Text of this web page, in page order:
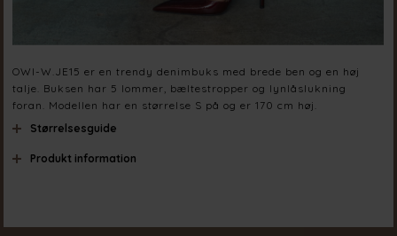
OWI-W.JE15 er en trendy denimbuks med brede ben og en høj
talje. Buksen har 5 lommer, bæltestropper og lynlåslukning
foran. Modellen har en størrelse S på og er 170 cm høj.
Størrelsesguide
Produkt information